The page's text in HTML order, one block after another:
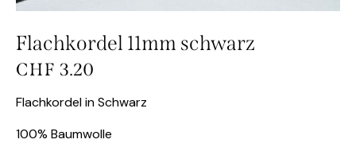
Flachkordel 11mm schwarz
CHF 3.20
Flachkordel in Schwarz
100% Baumwolle